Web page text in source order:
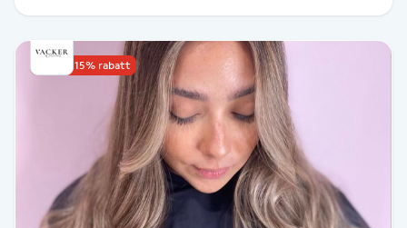
Skönhet
Slingor
Spa manikyr & pedikyr
Upp till 15% rabatt